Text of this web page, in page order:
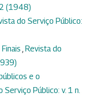
(1948)
do Serviço Público:
, Revista do
e o
Serviço Público: v. 1 n.